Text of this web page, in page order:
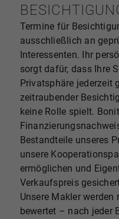
Termine für
ausschließlich an
Interessenten. Ihr
sorgt dafür, dass Ihre
Privatsphäre jederzeit
zeitraubender
keine Rolle spielt.
Bestandteile unseres
unsere
ermöglichen und
Verkaufspreis
Unsere Makler werden
bewertet – nach jeder